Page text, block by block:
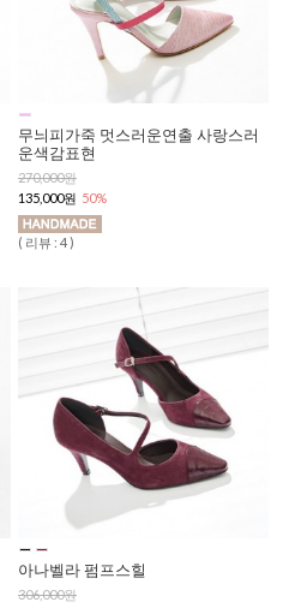
무늬피가죽 멋스러운연출 사랑스러
운색감표현
270,000원
135,000원 50%
( 리뷰 : 4 )
아나벨라 펌프스힐
306,000원